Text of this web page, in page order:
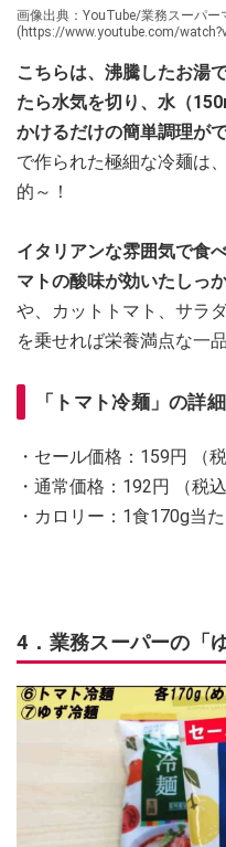
画像出典：YouTube/業務スーパー
(https://www.youtube.com/
こちらは、沸騰したお湯
たら水気を切り、水（
かけるだけの簡単調理が
で作られた極細な冷麺は
的～！
イタリアンな雰囲気で食
マトの酸味が効いたしっ
や、カットトマト、サラ
を乗せれば栄養満点な一
「トマト冷麺」の詳細
・セール価格：159円 （税
・通常価格：192円 （税込
・カロリー：1食170g当
4．業務スーパーの「